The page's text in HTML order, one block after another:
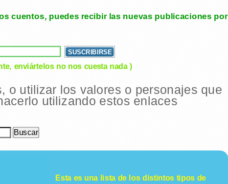
cuentos, puedes recibir las nuevas publicaciones por
enviártelos no nos cuesta nada )
o utilizar los valores o personajes que
utilizando estos enlaces
Esta es una lista de los distintos tipos de